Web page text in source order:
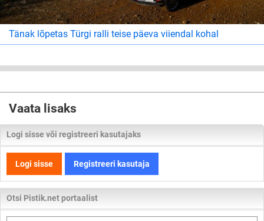
Tänak lõpetas Türgi ralli teise päeva viiendal kohal
Vaata lisaks
Logi sisse või registreeri kasutajaks
Logi sisse Registreeri kasutaja
Otsi Pistik.net portaalist